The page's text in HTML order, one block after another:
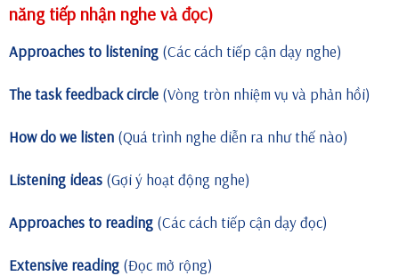
năng tiếp nhận nghe và đọc)
Approaches to listening (Các cách tiếp cận dạy nghe)
The task feedback circle (Vòng tròn nhiệm vụ và phản hồi)
How do we listen (Quá trình nghe diễn ra như thế nào)
Listening ideas (Gợi ý hoạt động nghe)
Approaches to reading (Các cách tiếp cận dạy đọc)
Extensive reading (Đọc mở rộng)